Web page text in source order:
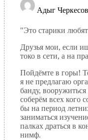
Адыг Черкесов
"Это старики
Друзья мои, если
токо в сети, а на
Пойдёмте в горы!
я не предлагаю
банду,
соберём всех кого
бы на период
заниматься
палках драться в
нимф.